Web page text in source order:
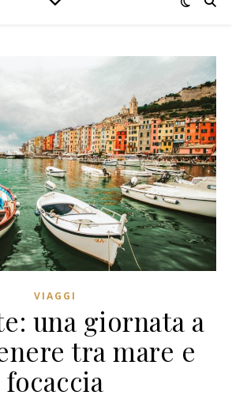
VIAGGI
una giornata a
tra mare e
focaccia